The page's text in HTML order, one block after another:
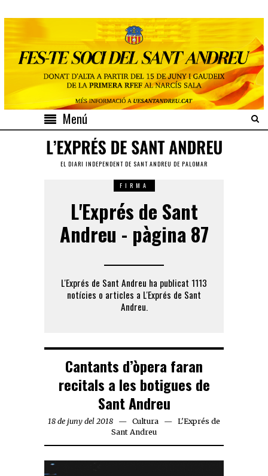
Menú
EL DIARI INDEPENDENT DE SANT ANDREU DE PALOMAR
FIRMA
L'Exprés de Sant
Andreu - pàgina 87
L'Exprés de Sant Andreu ha publicat 1113
notícies o articles a L'Exprés de Sant
Andreu.
Cantants d’òpera faran
recitals a les botigues de
Sant Andreu
18 de juny del 2018 Cultura
L'Exprés de
Sant Andreu